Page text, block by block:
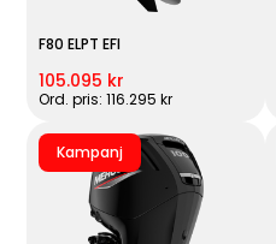
F80 ELPT EFI
105.095 kr
Ord. pris: 116.295 kr
Kampanj